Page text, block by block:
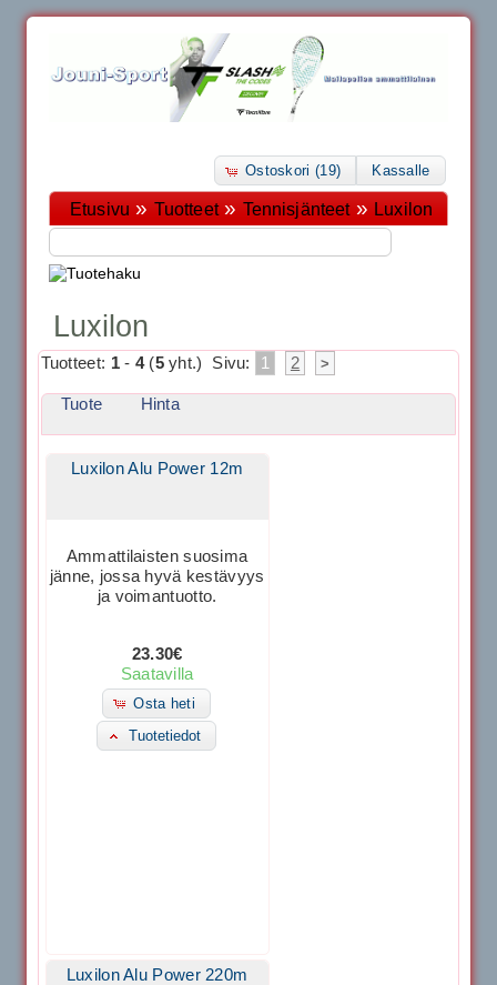
Ostoskori (19) Kassalle
Etusivu » Tuotteet» Tennisjänteet» Luxilon
Luxilon
Tuotteet: 1- 4(5yht.) Sivu: 1 2 >
Tuote Hinta
Luxilon Alu Power 12m
Ammattilaisten suosima
jänne, jossa hyvä kestävyys
ja voimantuotto.
23.30€
Saatavilla
Osta heti
Tuotetiedot
Luxilon Alu Power 220m